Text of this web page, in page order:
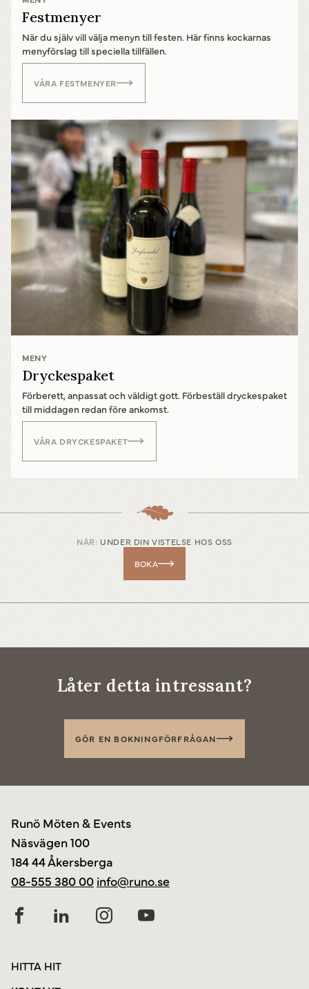
Powered by
Festmenyer
När du själv vill välja menyn till festen. Här finns kockarnas
menyförslag till speciella tillfällen.
VÅRA FESTMENYER
MENY
Dryckespaket
Förberett, anpassat och väldigt gott. Förbeställ dryckespaket
till middagen redan före ankomst.
VÅRA DRYCKESPAKET
NÄR: UNDER DIN VISTELSE HOS OSS
BOKA
Låter detta intressant?
GÖR EN BOKNINGFÖRFRÅGAN
Runö Möten & Events
Näsvägen 100
184 44 Åkersberga
08-555 380 00 info@runo.se
HITTA HIT